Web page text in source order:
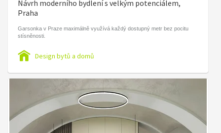
Návrh moderního bydlení s velkým potenciálem,
Praha
Garsonka v Praze maximálně využívá každý dostupný metr bez pocitu
stísněnosti.
Design bytů a domů